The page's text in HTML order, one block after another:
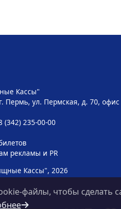
Кассы"
Пермь, ул. Пермская, д. 70, офис
(342) 235-00-00
рекламы и PR
Кассы", 2026
файлы, чтобы сделать